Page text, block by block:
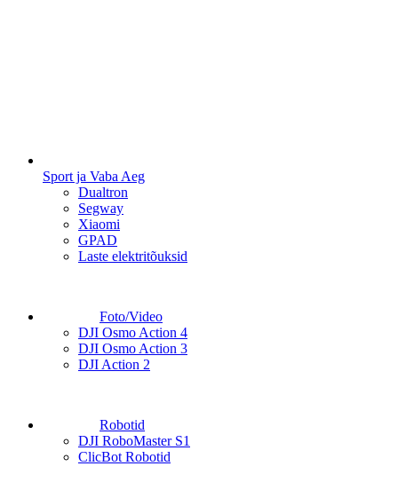
Sport ja Vaba Aeg
Dualtron
Segway
Xiaomi
GPAD
Laste elektritõuksid
Foto/Video
DJI Osmo Action 4
DJI Osmo Action 3
DJI Action 2
Robotid
DJI RoboMaster S1
ClicBot Robotid